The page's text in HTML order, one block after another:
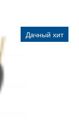
Дачный хит